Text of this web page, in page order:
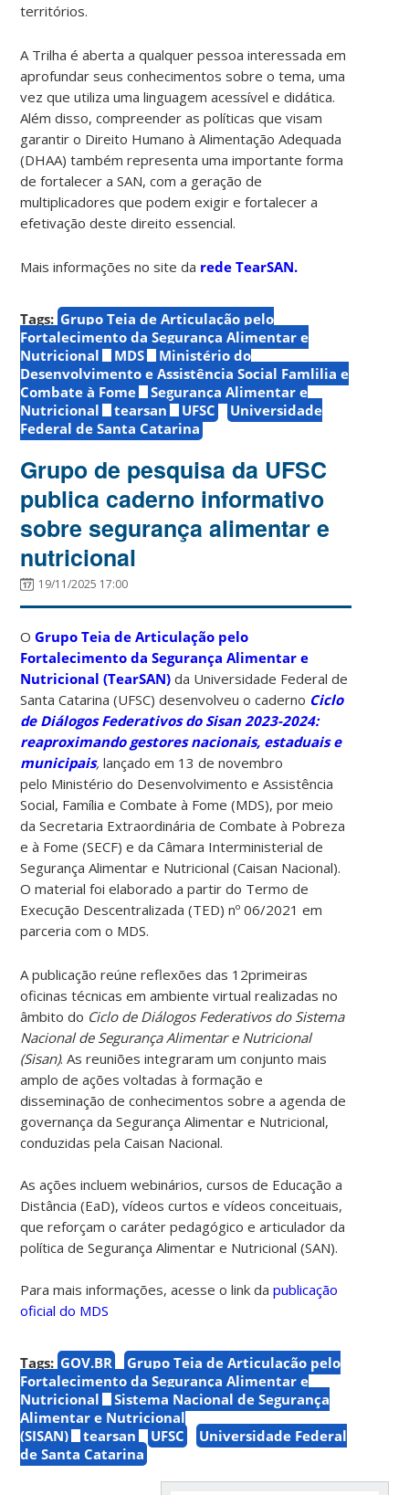
territórios.
A Trilha é aberta a qualquer pessoa interessada em
aprofundar seus conhecimentos sobre o tema, uma
vez que utiliza uma linguagem acessível e didática.
Além disso, compreender as políticas que visam
garantir o Direito Humano à Alimentação Adequada
(DHAA) também representa uma importante forma
de fortalecer a SAN, com a geração de
multiplicadores que podem exigir e fortalecer a
efetivação deste direito essencial.
Mais informações no site da rede TearSAN.
Tags: Grupo Teia de Articulação pelo
Fortalecimento da Segurança Alimentar e
Nutricional
MDS
Ministério do
Desenvolvimento e Assistência Social Famlilia e
Combate à Fome
Segurança Alimentar e
Nutricional
tearsan UFSC
Universidade
Federal de Santa Catarina
Grupo de pesquisa da UFSC
publica caderno informativo
sobre segurança alimentar e
nutricional
19/11/2025 17:00
OGrupo Teia de Articulação pelo
Fortalecimento da Segurança Alimentar e
Nutricional (TearSAN) da Universidade Federal de
Santa Catarina (UFSC) desenvolveu o caderno Ciclo
de Diálogos Federativos do Sisan 2023-2024:
reaproximando gestores nacionais, estaduais e
municipais,lançado em 13 de novembro
pelo Ministério do Desenvolvimento e Assistência
Social, Família e Combate à Fome (MDS), por meio
da Secretaria Extraordinária de Combate à Pobreza
e à Fome (SECF) e da Câmara Interministerial de
Segurança Alimentar e Nutricional (Caisan Nacional).
O material foi elaborado a partir do Termo de
Execução Descentralizada (TED) nº 06/2021 em
parceria com o MDS.
A publicação reúne reflexões das 12primeiras
oficinas técnicas em ambiente virtual realizadas no
âmbito do Ciclo de Diálogos Federativos do Sistema
Nacional de Segurança Alimentar e Nutricional
(Sisan). As reuniões integraram um conjunto mais
amplo de ações voltadas à formação e
disseminação de conhecimentos sobre a agenda de
governança da Segurança Alimentar e Nutricional,
conduzidas pela Caisan Nacional.
As ações incluem webinários, cursos de Educação a
Distância (EaD), vídeos curtos e vídeos conceituais,
que reforçam o caráter pedagógico e articulador da
política de Segurança Alimentar e Nutricional (SAN).
Para mais informações, acesse o link dapublicação
oficial do MDS
Tags: GOV.BR
Grupo Teia de Articulação pelo
Fortalecimento da Segurança Alimentar e
Nutricional
Sistema Nacional de Segurança
Alimentar e Nutricional
(SISAN)
tearsan UFSC
Universidade Federal
de Santa Catarina